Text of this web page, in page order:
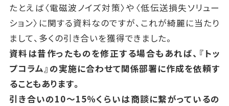
たとえば〈電磁波ノイズ対策〉や〈低伝送損失ソリュー
ション〉に関する資料なのですが、 これが綺麗に当たり
まして、多くの引き合いを獲得できました。
資料は昔作ったものを修正する場合もあれば、『トッ
プコラム』の実施に合わせて関係部署に作成を依頼す
ることもあります。
引き合いの10～15％くらいは商談に繋がっているの